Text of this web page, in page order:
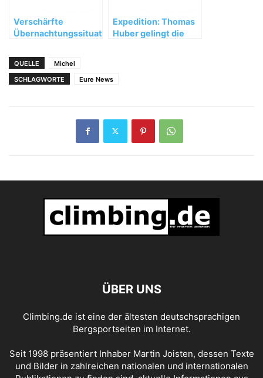
Verschärfte
Übernachtungssituation
Südbergell
Expedition: Thomas
Huber gelingt die
QUELLE
Michel
SCHLAGWORTE
Eure News
ÜBER UNS
Climbing.de ist eine der ältesten deutschsprachigen
Bergsportseiten im Internet.
Seit 1998 präsentiert Inhaber Martin Joisten, dessen Texte
und Bilder in zahlreichen nationalen und internationalen